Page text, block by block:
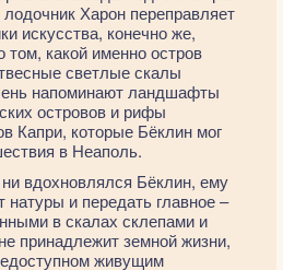
Харон переправляет
искусства, конечно же,
том, какой именно остров
светлые скалы
напоминают ландшафты
островов и рифы
Капри, которые Бёклин мог
в Неаполь.
вдохновлялся Бёклин, ему
натуры и передать главное –
в скалах склепами и
принадлежит земной жизни,
живущим